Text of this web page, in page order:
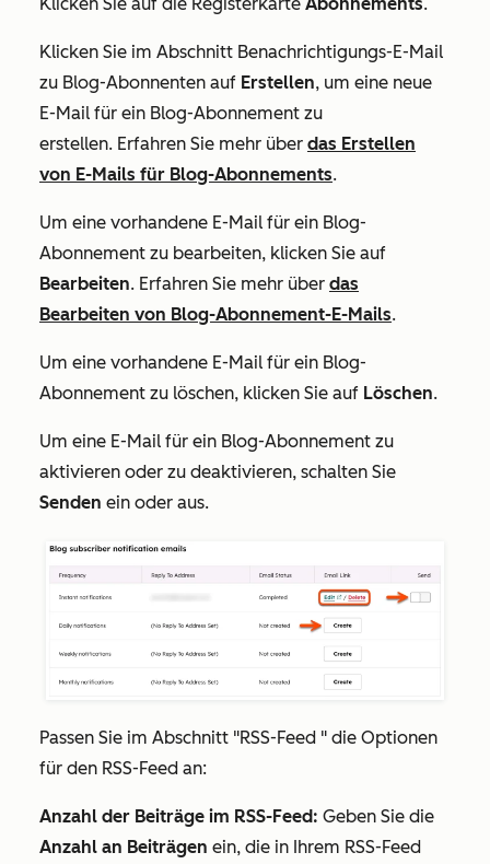
Klicken Sie im Abschnitt Benachrichtigungs-E-Mail
zu Blog-Abonnenten auf Erstellen, um eine neue
E-Mail für ein Blog-Abonnement zu
erstellen. Erfahren Sie mehr über das Erstellen
von E-Mails für Blog-Abonnements.
Um eine vorhandene E-Mail für ein Blog-
Abonnement zu bearbeiten, klicken Sie auf
Bearbeiten. Erfahren Sie mehr über das
Bearbeiten von Blog-Abonnement-E-Mails.
Um eine vorhandene E-Mail für ein Blog-
Abonnement zu löschen, klicken Sie auf Löschen.
Um eine E-Mail für ein Blog-Abonnement zu
aktivieren oder zu deaktivieren, schalten Sie
Senden ein oder aus.
Passen Sie im Abschnitt "RSS-Feed " die Optionen
für den RSS-Feed an:
Anzahl der Beiträge im RSS-Feed: Geben Sie die
Anzahl an Beiträgen ein, die in Ihrem RSS-Feed